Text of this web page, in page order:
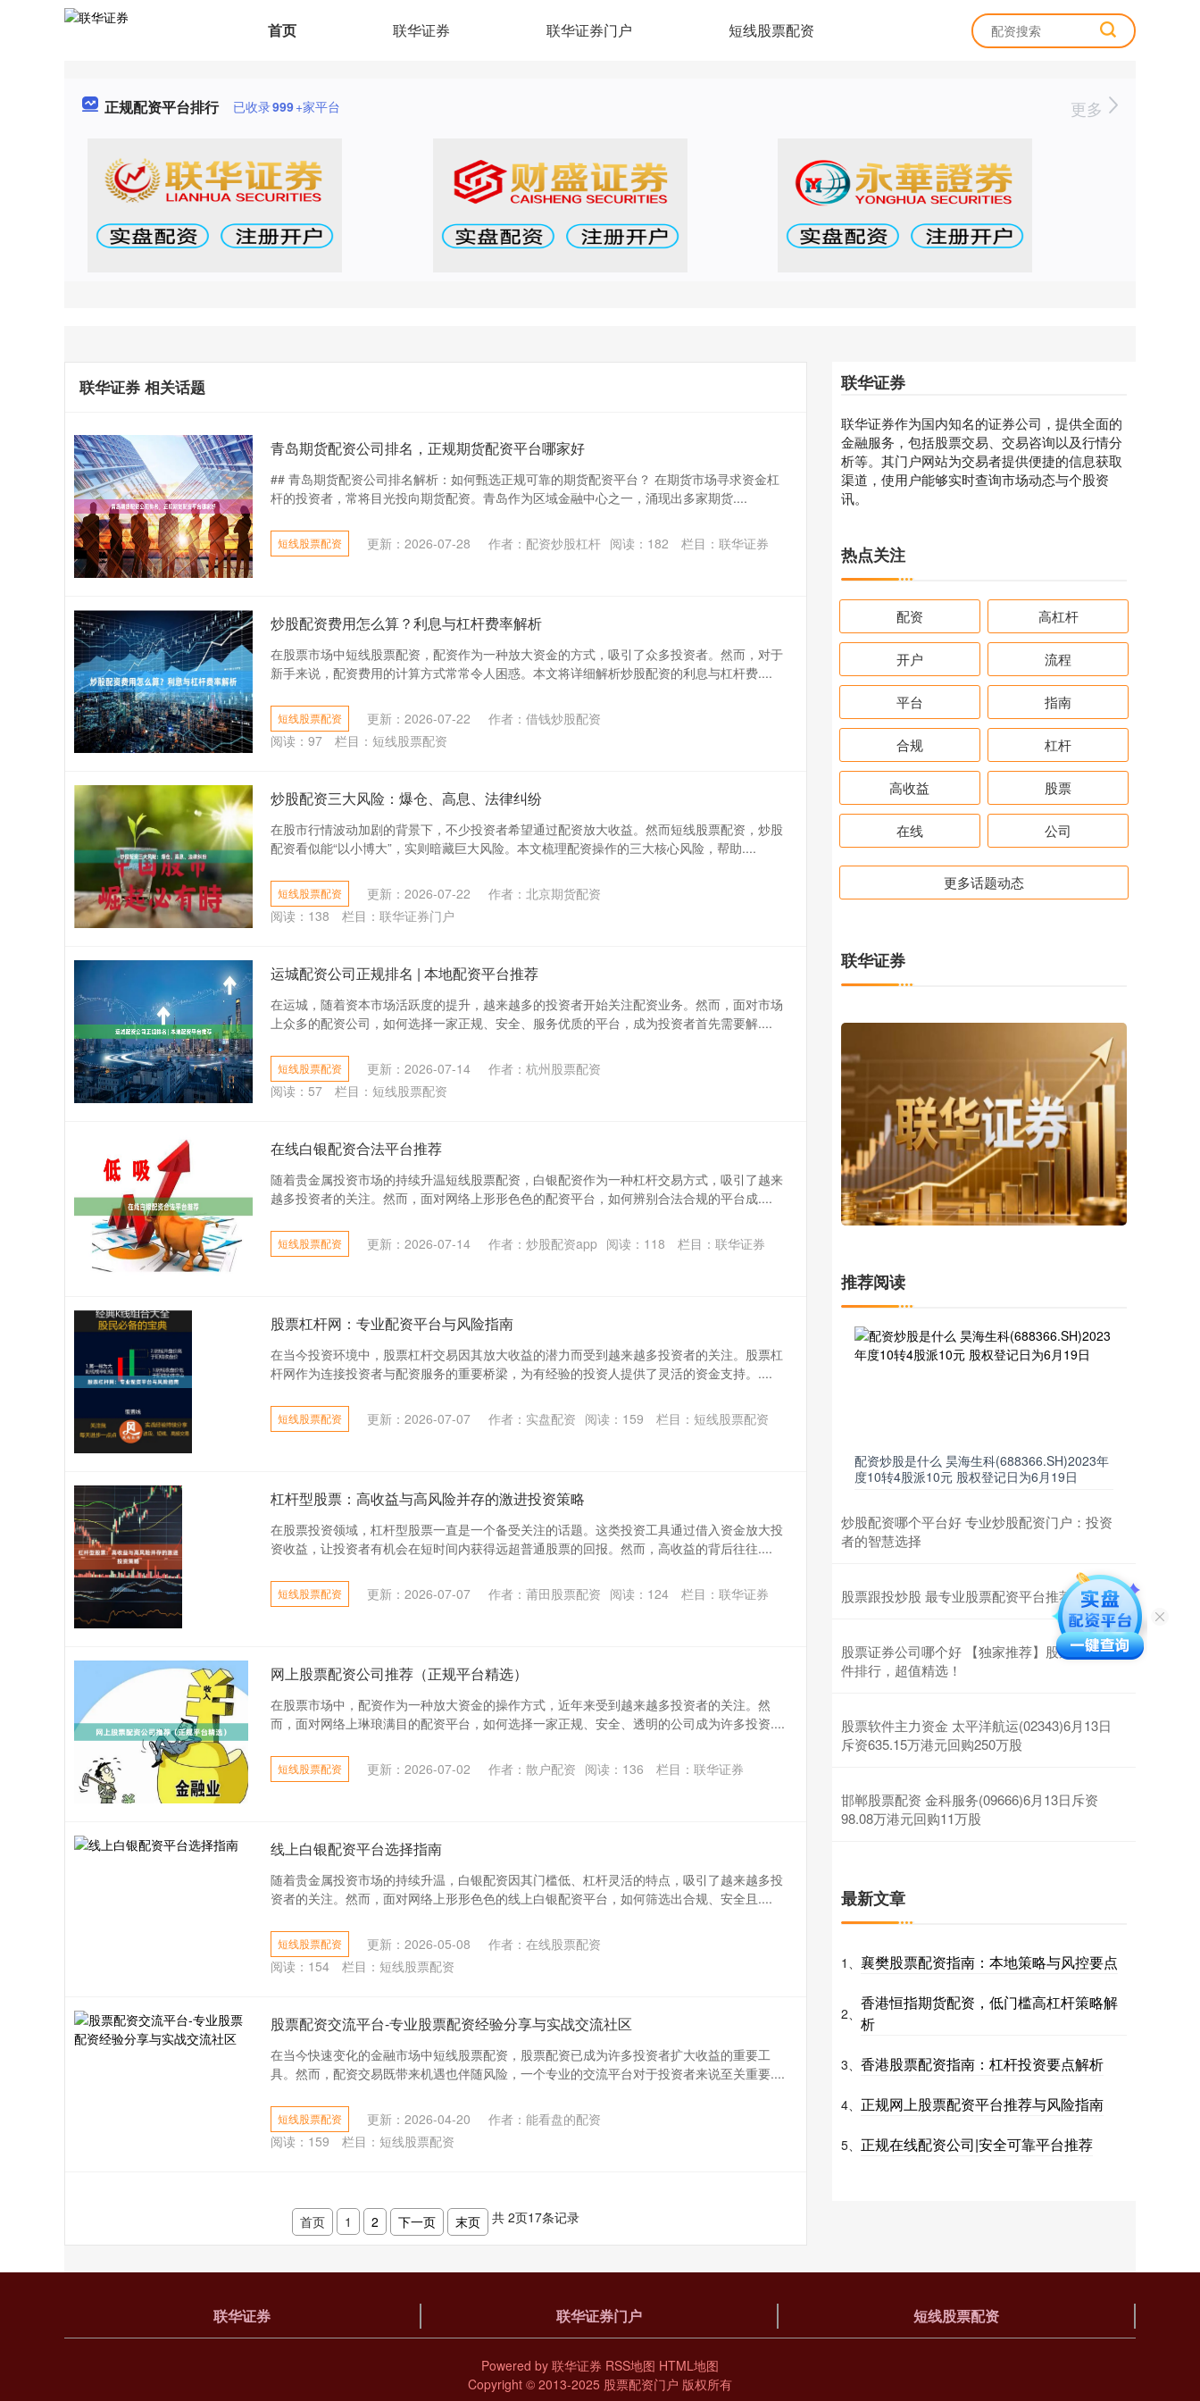
首页 联华证券 联华证券门户 短线股票配资
正规配资平台排行 已收录999+家平台 更多
联华证券 相关话题
青岛期货配资公司排名，正规期货配资平台哪家好
## 青岛期货配资公司排名解析：如何甄选正规可靠的期货配资平台？ 在期货市场寻求资金杠
杆的投资者，常将目光投向期货配资。青岛作为区域金融中心之一，涌现出多家期货....
短线股票配资 更新：2026-07-28 作者：配资炒股杠杆 阅读： 182 栏目： 联华证券
炒股配资费用怎么算？利息与杠杆费率解析
在股票市场中短线股票配资，配资作为一种放大资金的方式，吸引了众多投资者。然而，对于
新手来说，配资费用的计算方式常常令人困惑。本文将详细解析炒股配资的利息与杠杆费....
短线股票配资 更新：2026-07-22
作者：借钱炒股配资
阅读： 97 栏目： 短线股票配资
炒股配资三大风险：爆仓、高息、法律纠纷
在股市行情波动加剧的背景下，不少投资者希望通过配资放大收益。然而短线股票配资，炒股
配资看似能“以小博大”，实则暗藏巨大风险。本文梳理配资操作的三大核心风险，帮助....
短线股票配资 更新：2026-07-22
作者：北京期货配资
阅读： 138 栏目： 联华证券门户
运城配资公司正规排名 | 本地配资平台推荐
在运城，随着资本市场活跃度的提升，越来越多的投资者开始关注配资业务。然而，面对市场
上众多的配资公司，如何选择一家正规、安全、服务优质的平台，成为投资者首先需要解....
短线股票配资 更新：2026-07-14
作者：杭州股票配资
阅读： 57 栏目： 短线股票配资
在线白银配资合法平台推荐
随着贵金属投资市场的持续升温短线股票配资，白银配资作为一种杠杆交易方式，吸引了越来
越多投资者的关注。然而，面对网络上形形色色的配资平台，如何辨别合法合规的平台成....
短线股票配资 更新：2026-07-14 作者：炒股配资app 阅读： 118 栏目： 联华证券
股票杠杆网：专业配资平台与风险指南
在当今投资环境中，股票杠杆交易因其放大收益的潜力而受到越来越多投资者的关注。股票杠
杆网作为连接投资者与配资服务的重要桥梁，为有经验的投资人提供了灵活的资金支持。....
短线股票配资 更新：2026-07-07 作者：实盘配资 阅读： 159 栏目： 短线股票配资
杠杆型股票：高收益与高风险并存的激进投资策略
在股票投资领域，杠杆型股票一直是一个备受关注的话题。这类投资工具通过借入资金放大投
资收益，让投资者有机会在短时间内获得远超普通股票的回报。然而，高收益的背后往往....
短线股票配资 更新：2026-07-07 作者：莆田股票配资 阅读： 124 栏目： 联华证券
网上股票配资公司推荐（正规平台精选）
在股票市场中，配资作为一种放大资金的操作方式，近年来受到越来越多投资者的关注。然
而，面对网络上琳琅满目的配资平台，如何选择一家正规、安全、透明的公司成为许多投资....
短线股票配资 更新：2026-07-02 作者：散户配资 阅读： 136 栏目： 联华证券
线上白银配资平台选择指南
随着贵金属投资市场的持续升温，白银配资因其门槛低、杠杆灵活的特点，吸引了越来越多投
资者的关注。然而，面对网络上形形色色的线上白银配资平台，如何筛选出合规、安全且....
短线股票配资 更新：2026-05-08
作者：在线股票配资
阅读： 154 栏目： 短线股票配资
股票配资交流平台-专业股票配资经验分享与实战交流社区
在当今快速变化的金融市场中短线股票配资，股票配资已成为许多投资者扩大收益的重要工
具。然而，配资交易既带来机遇也伴随风险，一个专业的交流平台对于投资者来说至关重要....
短线股票配资 更新：2026-04-20
作者：能看盘的配资
阅读： 159 栏目： 短线股票配资
首页 1 2 下一页 末页 共 2页17条记录
联华证券
联华证券作为国内知名的证券公司，提供全面的
金融服务，包括股票交易、交易咨询以及行情分
析等。其门户网站为交易者提供便捷的信息获取
渠道，使用户能够实时查询市场动态与个股资
讯。
热点关注
配资 高杠杆
开户 流程
平台 指南
合规 杠杆
高收益 股票
在线 公司
更多话题动态
联华证券
推荐阅读
配资炒股是什么 昊海生科(688366.SH)2023年
度10转4股派10元 股权登记日为6月19日
炒股配资哪个平台好 专业炒股配资门户：投资
者的智慧选择
股票跟投炒股 最专业股票配资平台推荐
股票证券公司哪个好 【独家推荐】股票配资软
件排行，超值精选！
股票软件主力资金 太平洋航运(02343)6月13日
斥资635.15万港元回购250万股
邯郸股票配资 金科服务(09666)6月13日斥资
98.08万港元回购11万股
最新文章
1、 襄樊股票配资指南：本地策略与风控要点
2、
香港恒指期货配资，低门槛高杠杆策略解
析
3、 香港股票配资指南：杠杆投资要点解析
4、 正规网上股票配资平台推荐与风险指南
5、 正规在线配资公司|安全可靠平台推荐
联华证券 联华证券门户 短线股票配资
Powered by 联华证券 RSS地图 HTML地图
Copyright © 2013-2025 股票配资门户 版权所有